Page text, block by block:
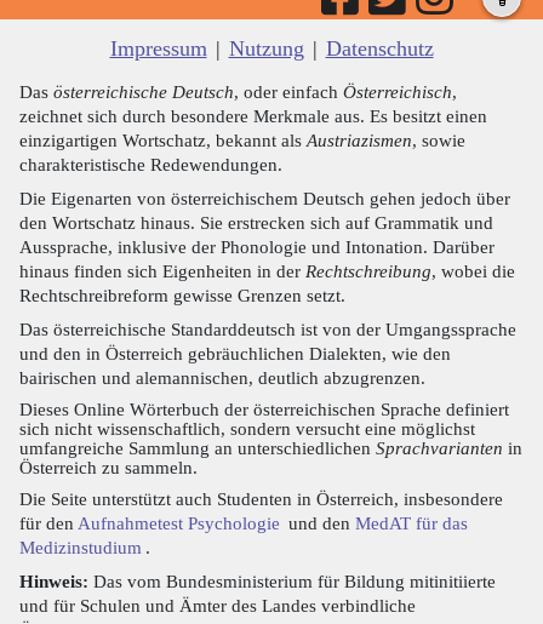
Impressum | Nutzung | Datenschutz
Das österreichische Deutsch, oder einfach Österreichisch,
zeichnet sich durch besondere Merkmale aus. Es besitzt einen
einzigartigen Wortschatz, bekannt alsAustriazismen, sowie
charakteristische Redewendungen.
Die Eigenarten von österreichischem Deutsch gehen jedoch über
den Wortschatz hinaus. Sie erstrecken sich auf Grammatik und
Aussprache, inklusive der Phonologie und Intonation. Darüber
hinaus finden sich Eigenheiten in der Rechtschreibung, wobei die
Rechtschreibreform gewisse Grenzen setzt.
Das österreichische Standarddeutsch ist von der Umgangssprache
und den in Österreich gebräuchlichen Dialekten, wie den
bairischen und alemannischen, deutlich abzugrenzen.
Dieses Online Wörterbuch der österreichischen Sprache definiert
sich nicht wissenschaftlich, sondern versucht eine möglichst
umfangreiche Sammlung an unterschiedlichen Sprachvarianten in
Österreich zu sammeln.
Die Seite unterstützt auch Studenten in Österreich, insbesondere
für den Aufnahmetest Psychologie und den MedAT für das
Medizinstudium .
Hinweis: Das vom Bundesministerium für Bildung mitinitiierte
und für Schulen und Ämter des Landes verbindliche